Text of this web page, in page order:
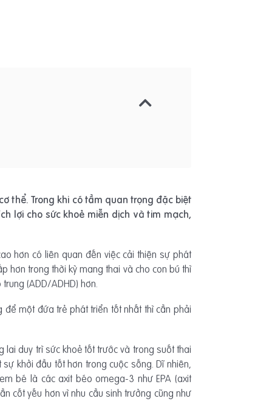
thể. Trong khi có tầm quan trọng đặc biệt
lợi cho sức khoẻ miễn dịch và tim mạch,
hơn có liên quan đến việc cải thiện sự phát
hơn trong thời kỳ mang thai và cho con bú thì
(ADD/ADHD) hơn.
một đứa trẻ phát triển tốt nhất thì cần phải
duy trì sức khoẻ tốt trước và trong suốt thai
khởi đầu tốt hơn trong cuộc sống. Dĩ nhiên,
bé là các axit béo omega-3 như EPA (axit
cốt yếu hơn vì nhu cầu sinh trưởng cũng như